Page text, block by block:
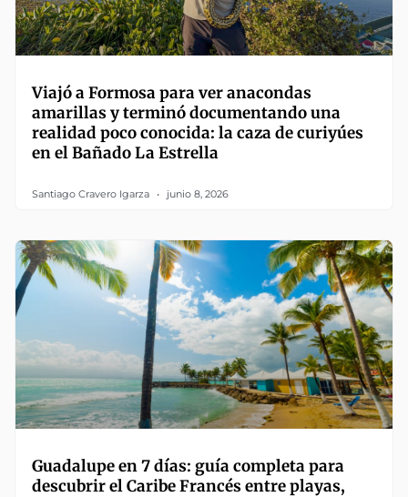
Viajó a Formosa para ver anacondas
amarillas y terminó documentando una
realidad poco conocida: la caza de curiyúes
en el Bañado La Estrella
Santiago Cravero Igarza junio 8, 2026
Guadalupe en 7 días: guía completa para
descubrir el Caribe Francés entre playas,